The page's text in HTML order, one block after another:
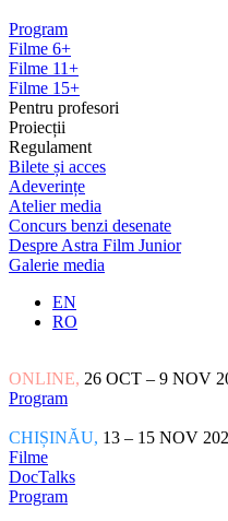
Program
Filme 6+
Filme 11+
Filme 15+
Pentru profesori
Proiecții
Regulament
Bilete și acces
Adeverințe
Atelier media
Concurs benzi desenate
Despre Astra Film Junior
Galerie media
EN
RO
ONLINE, 26 OCT – 9 NOV
Program
CHIȘINĂU, 13 – 15 NOV
Filme
DocTalks
Program